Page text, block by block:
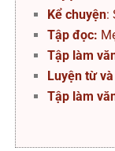
Kể chuyện:
Tập đọc:
Tập làm
Luyện từ
Tập làm